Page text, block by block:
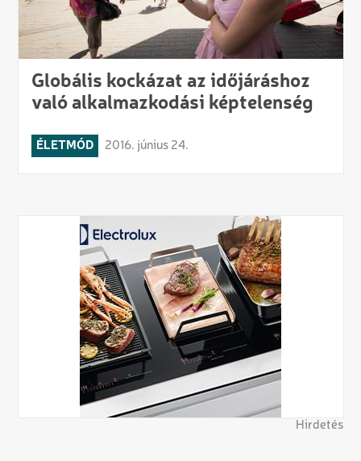
Globális kockázat az időjáráshoz
való alkalmazkodási képtelenség
ÉLETMÓD 2016. június 24.
Hirdetés